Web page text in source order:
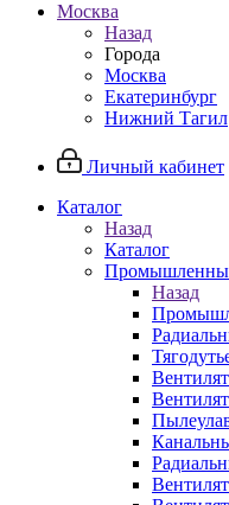
Москва
Назад
Города
Москва
Екатеринбург
Нижний Тагил
Личный кабинет
Каталог
Назад
Каталог
Назад